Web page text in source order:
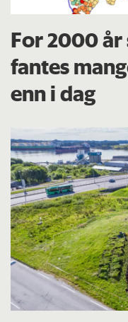
For 2000 år
fantes
enn i dag